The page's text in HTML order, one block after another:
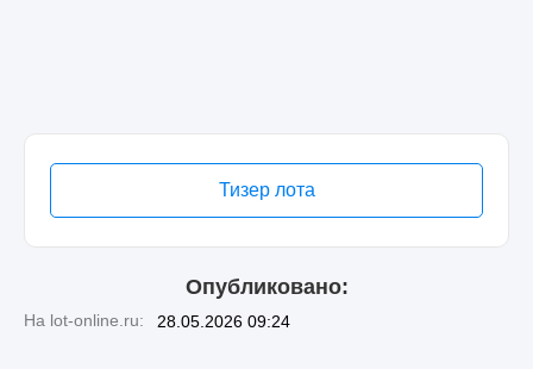
Тизер лота
Опубликовано:
На lot-online.ru: 28.05.2026 09:24